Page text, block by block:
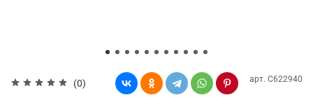
(0) арт. С622940